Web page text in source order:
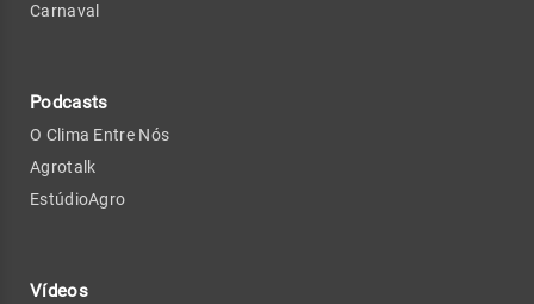
Carnaval
Podcasts
O Clima Entre Nós
Agrotalk
EstúdioAgro
Vídeos